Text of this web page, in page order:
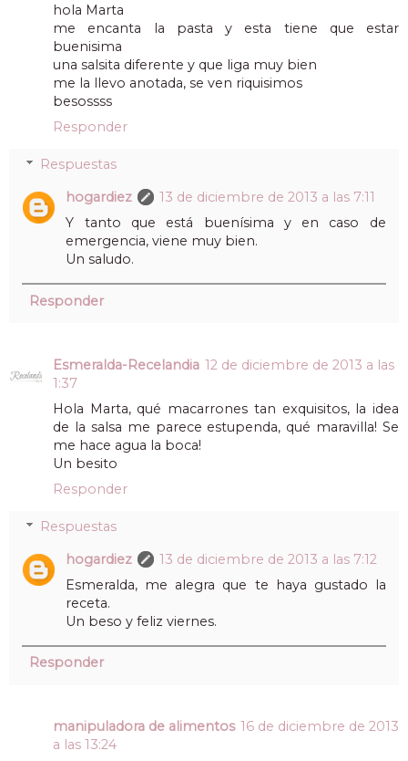
hola Marta
me encanta la pasta y esta tiene que estar
buenisima
una salsita diferente y que liga muy bien
me la llevo anotada, se ven riquisimos
besossss
Responder
Respuestas
hogardiez
13 de diciembre de 2013 a las 7:11
Y tanto que está buenísima y en caso de
emergencia, viene muy bien.
Un saludo.
Responder
Esmeralda-Recelandia 12 de diciembre de 2013 a las
1:37
Hola Marta, qué macarrones tan exquisitos, la idea
de la salsa me parece estupenda, qué maravilla! Se
me hace agua la boca!
Un besito
Responder
Respuestas
hogardiez
13 de diciembre de 2013 a las 7:12
Esmeralda, me alegra que te haya gustado la
receta.
Un beso y feliz viernes.
Responder
manipuladora de alimentos 16 de diciembre de 2013
a las 13:24